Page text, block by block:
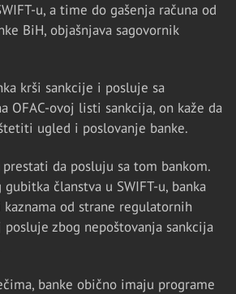
u, a time do gašenja računa od
BiH, objašnjava sagovornik
krši sankcije i posluje sa
OFAC-ovoj listi sankcija, on kaže da
ugled i poslovanje banke.
da posluju sa tom bankom.
članstva u SWIFT-u, banka
od strane regulatornih
zbog nepoštovanja sankcija
banke obično imaju programe